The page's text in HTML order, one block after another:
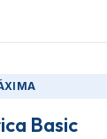
Basic